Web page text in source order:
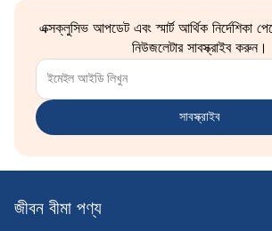
এক্সক্লুসিভ আপডেট এবং স্মার্ট আর্থিক নির্দেশিকা
নিউজলেটার সাবস্ক্রাইব করুন।
সাবস্ক্রাইব
জীবন বীমা পণ্য